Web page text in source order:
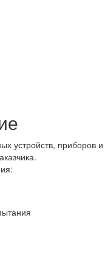
устройств, приборов и